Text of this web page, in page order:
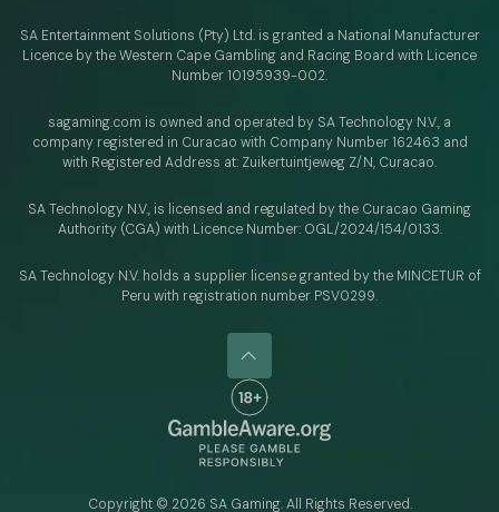
SA Entertainment Solutions (Pty) Ltd. is granted a National Manufacturer
Licence by the Western Cape Gambling and Racing Board with Licence
Number 10195939-002.
sagaming.com is owned and operated by SA Technology N.V., a
company registered in Curacao with Company Number 162463 and
with Registered Address at: Zuikertuintjeweg Z/N, Curacao.
SA Technology N.V., is licensed and regulated bythe Curacao Gaming
Authority (CGA) with Licence Number: OGL/2024/154/0133.
SA Technology N.V. holds a supplier license granted by the MINCETUR of
Peru with registration number PSV0299.
Copyright © 2026 SA Gaming. All Rights Reserved.